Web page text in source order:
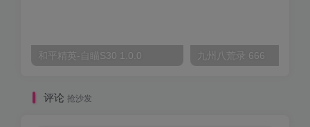
和平精英-自瞄S30 1.0.0 九州八荒录 666
评论 抢沙发